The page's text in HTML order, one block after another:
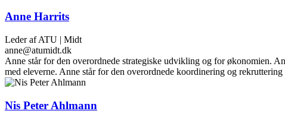
Anne Harrits
Leder af ATU | Midt
anne@atumidt.dk
Anne står for den overordnede strategiske udvikling og for økonomien.
med eleverne. Anne står for den overordnede koordinering og rekruttering
Nis Peter Ahlmann